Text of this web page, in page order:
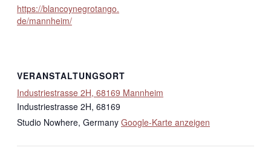
https://blancoynegrotango.
de/mannheim/
VERANSTALTUNGSORT
Industriestrasse 2H, 68169 Mannheim
Industriestrasse 2H, 68169
Studio Nowhere, Germany Google-Karte anzeigen